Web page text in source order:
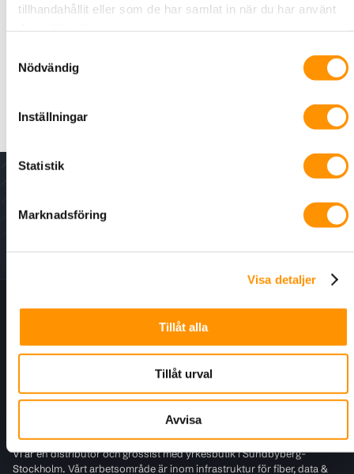
tillhandahållit eller som de har samlat in när du har använt
Nödvändig
Inställningar
Statistik
Marknadsföring
Visa detaljer
Tillåt alla
Tillåt urval
Avvisa
stållegering. Svartoxiderad yta. Robusta och kraftiga bits.
2st bits per förpackning
Infralogic
Vi är en distributör och grossist med yrkesbutik i Sundbyberg-
Stockholm. Vårt arbetsområde är inom infrastruktur för fiber, data &
Information
Kundtjänst
För kunder